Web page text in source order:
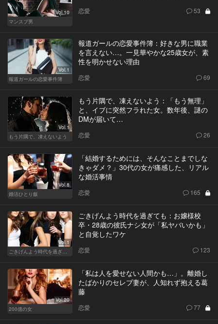
Vol.10
マンスプ男
恋愛 53
Vol.1
報道ガールの恋愛事件簿
報道ガールの恋愛事件簿：好きな男に職業
を言えない…。一見華やかな25歳女が、素
性を明かせない理由
恋愛 69
Vol.1
もう片隅で、凍えないよう
もう片隅で、凍えないよう：「もう無理」
と、イブに突然フラれた女。数年後、謎の
DMが届いて…
恋愛 26
Vol.8
婚活ひとり飯
「結婚するためには、そんなことまでしな
きゃダメ？」30代の女が痛感した、リアル
な婚活事情
恋愛 165
Vol.1
ごきげんよう時代を過ぎても
ごきげんよう時代を過ぎても：お嬢様校
卒・28歳の彼氏ナシ女が「私ヤバいかも」
と自覚したワケ
恋愛 123
Vol.20
200億の女
「私は人を愛せない人間かも…」。離婚し
たばかりのセレブ妻が、人知れず抱える葛
藤
恋愛 77